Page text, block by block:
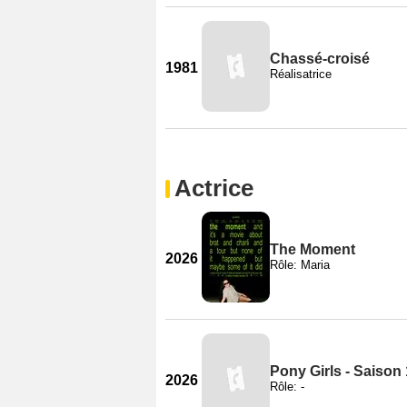
1981
Chassé-croisé
Réalisatrice
Actrice
2026
The Moment
Rôle: Maria
2026
Pony Girls - Saison
Rôle: -